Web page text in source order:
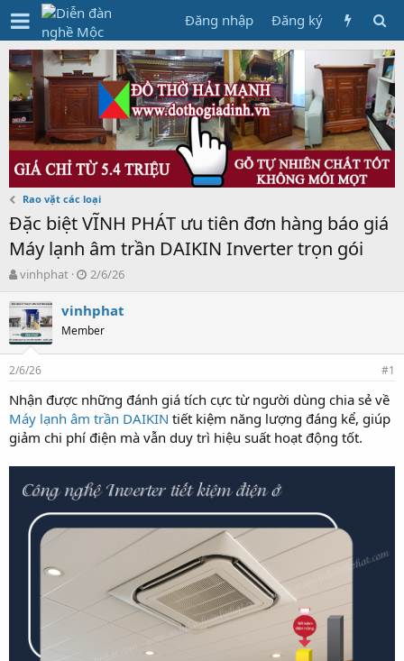
Đăng nhập Đăng ký
Rao vặt các loại
Đặc biệt VĨNH PHÁT ưu tiên đơn hàng báo giá
Máy lạnh âm trần DAIKIN Inverter trọn gói
T
r
e
a
d
s
a
r
t
r
vinhphat
N
à
y
g
ử
2/6/26
vinhphat
Member
2/6/26 #1
Nhận được những đánh giá tích cực từ người dùng chia sẻ về
Máy lạnh âm trần DAIKIN tiết kiệm năng lượng đáng kể, giúp
giảm chi phí điện mà vẫn duy trì hiệu suất hoạt động tốt.